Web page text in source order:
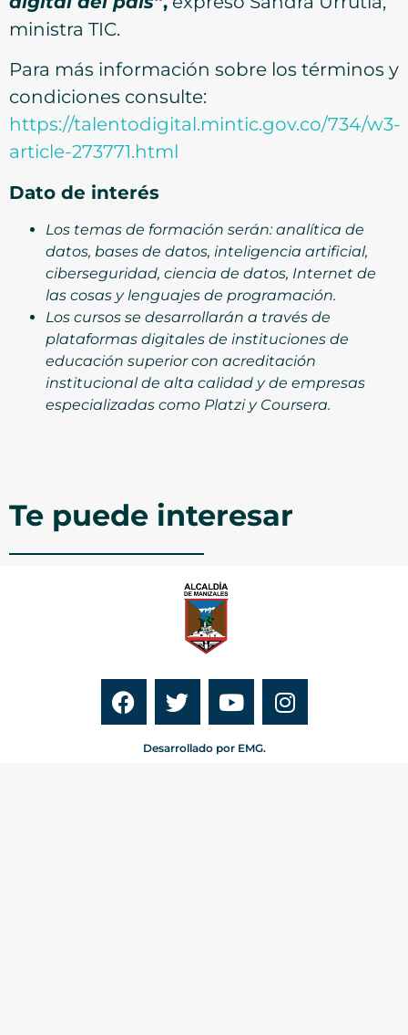
ministra TIC.
Para más información sobre los términos y
condiciones consulte:
https://talentodigital.mintic.gov.co/734/w3-
article-273771.html
Dato de interés
Los temas de formación serán: analítica de
datos, bases de datos, inteligencia artificial,
ciberseguridad, ciencia de datos, Internet de
las cosas y lenguajes de programación.
Los cursos se desarrollarán a través de
plataformas digitales de instituciones de
educación superior con acreditación
institucional de alta calidad y de empresas
especializadas como Platzi y Coursera.
Te puede interesar
Desarrollado por EMG.